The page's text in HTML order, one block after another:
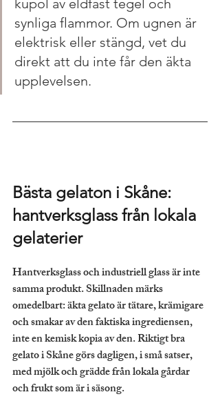
kupol av eldfast tegel och
synliga flammor. Om ugnen är
elektrisk eller stängd, vet du
direkt att du inte får den äkta
upplevelsen.
Bästa gelaton i Skåne:
hantverksglass från lokala
gelaterier
Hantverksglass och industriell glass är inte
samma produkt. Skillnaden märks
omedelbart: äkta gelato är tätare, krämigare
och smakar av den faktiska ingrediensen,
inte en kemisk kopia av den. Riktigt bra
gelato i Skåne görs dagligen, i små satser,
med mjölk och grädde från lokala gårdar
och frukt som är i säsong.